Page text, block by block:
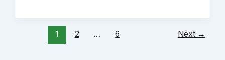
1 2 … 6 Next →